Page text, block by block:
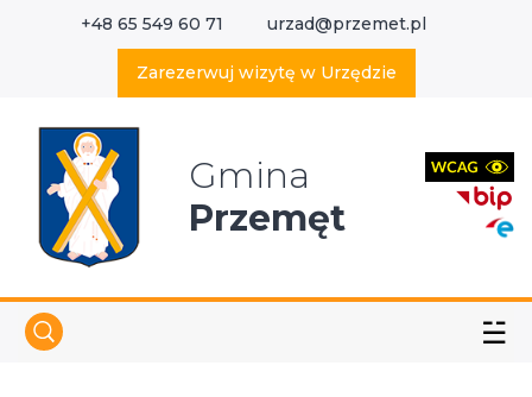
+48 65 549 60 71 urzad@przemet.pl
Zarezerwuj wizytę w Urzędzie
Gmina
Przemęt
☱
Wyszukaj w serwisie